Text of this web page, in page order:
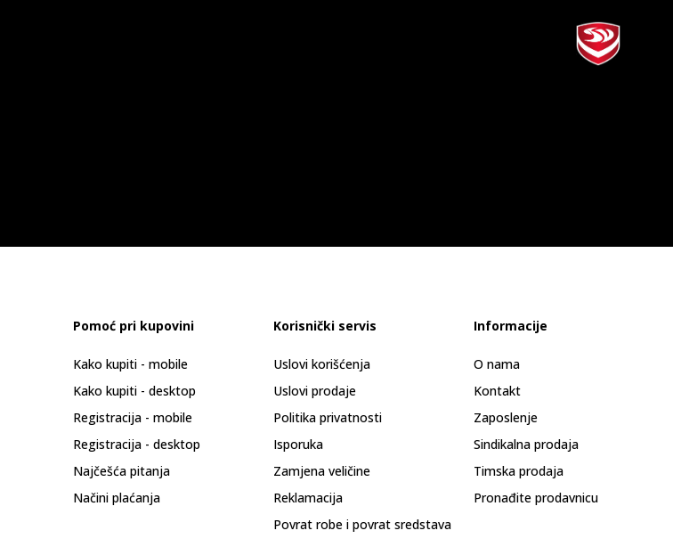
Pomoć pri kupovini
Kako kupiti - mobile
Kako kupiti - desktop
Registracija - mobile
Registracija - desktop
Najčešća pitanja
Načini plaćanja
Korisnički servis
Uslovi korišćenja
Uslovi prodaje
Politika privatnosti
Isporuka
Zamjena veličine
Reklamacija
Povrat robe i povrat sredstava
Informacije
O nama
Kontakt
Zaposlenje
Sindikalna prodaja
Timska prodaja
Pronađite prodavnicu